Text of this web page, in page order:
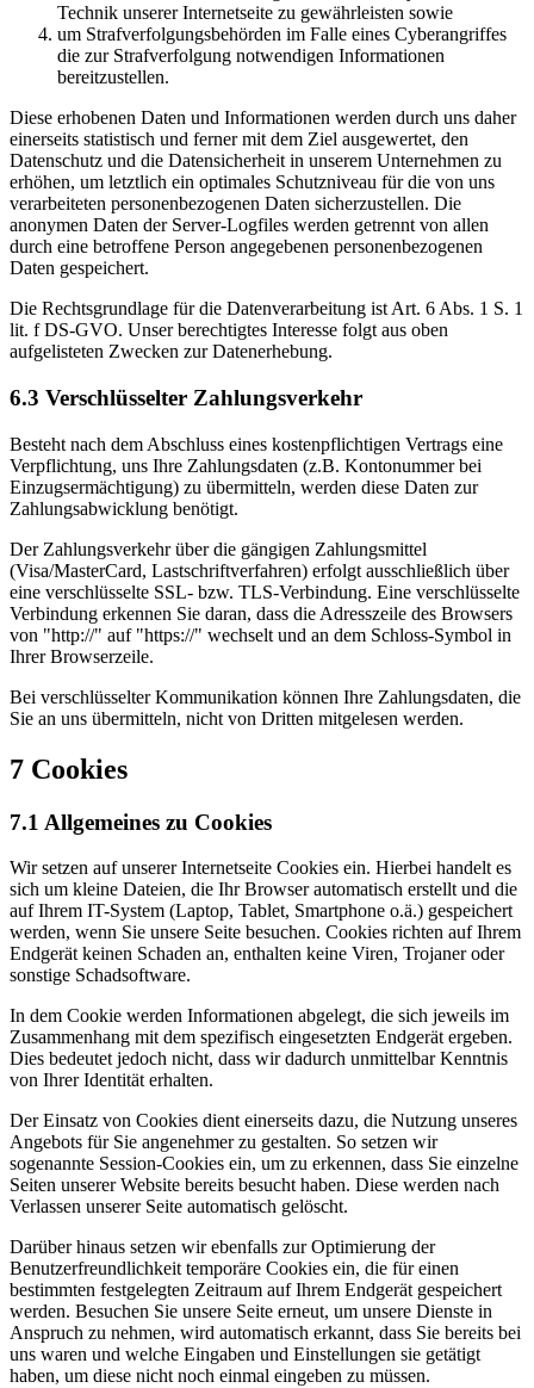
Technik unserer Internetseite zu gewährleisten sowie
um Strafverfolgungsbehörden im Falle eines Cyberangriffes
die zur Strafverfolgung notwendigen Informationen
bereitzustellen.
Diese erhobenen Daten und Informationen werden durch uns daher
einerseits statistisch und ferner mit dem Ziel ausgewertet, den
Datenschutz und die Datensicherheit in unserem Unternehmen zu
erhöhen, um letztlich ein optimales Schutzniveau für die von uns
verarbeiteten personenbezogenen Daten sicherzustellen. Die
anonymen Daten der Server-Logfiles werden getrennt von allen
durch eine betroffene Person angegebenen personenbezogenen
Daten gespeichert.
Die Rechtsgrundlage für die Datenverarbeitung ist Art. 6 Abs. 1 S. 1
lit. f DS-GVO. Unser berechtigtes Interesse folgt aus oben
aufgelisteten Zwecken zur Datenerhebung.
6.3 Verschlüsselter Zahlungsverkehr
Besteht nach dem Abschluss eines kostenpflichtigen Vertrags eine
Verpflichtung, uns Ihre Zahlungsdaten (z.B. Kontonummer bei
Einzugsermächtigung) zu übermitteln, werden diese Daten zur
Zahlungsabwicklung benötigt.
Der Zahlungsverkehr über die gängigen Zahlungsmittel
(Visa/MasterCard, Lastschriftverfahren) erfolgt ausschließlich über
eine verschlüsselte SSL- bzw. TLS-Verbindung. Eine verschlüsselte
Verbindung erkennen Sie daran, dass die Adresszeile des Browsers
von "http://" auf "https://" wechselt und an dem Schloss-Symbol in
Ihrer Browserzeile.
Bei verschlüsselter Kommunikation können Ihre Zahlungsdaten, die
Sie an uns übermitteln, nicht von Dritten mitgelesen werden.
7 Cookies
7.1 Allgemeines zu Cookies
Wir setzen auf unserer Internetseite Cookies ein. Hierbei handelt es
sich um kleine Dateien, die Ihr Browser automatisch erstellt und die
auf Ihrem IT-System (Laptop, Tablet, Smartphone o.ä.) gespeichert
werden, wenn Sie unsere Seite besuchen. Cookies richten auf Ihrem
Endgerät keinen Schaden an, enthalten keine Viren, Trojaner oder
sonstige Schadsoftware.
In dem Cookie werden Informationen abgelegt, die sich jeweils im
Zusammenhang mit dem spezifisch eingesetzten Endgerät ergeben.
Dies bedeutet jedoch nicht, dass wir dadurch unmittelbar Kenntnis
von Ihrer Identität erhalten.
Der Einsatz von Cookies dient einerseits dazu, die Nutzung unseres
Angebots für Sie angenehmer zu gestalten. So setzen wir
sogenannte Session-Cookies ein, um zu erkennen, dass Sie einzelne
Seiten unserer Website bereits besucht haben. Diese werden nach
Verlassen unserer Seite automatisch gelöscht.
Darüber hinaus setzen wir ebenfalls zur Optimierung der
Benutzerfreundlichkeit temporäre Cookies ein, die für einen
bestimmten festgelegten Zeitraum auf Ihrem Endgerät gespeichert
werden. Besuchen Sie unsere Seite erneut, um unsere Dienste in
Anspruch zu nehmen, wird automatisch erkannt, dass Sie bereits bei
uns waren und welche Eingaben und Einstellungen sie getätigt
haben, um diese nicht noch einmal eingeben zu müssen.